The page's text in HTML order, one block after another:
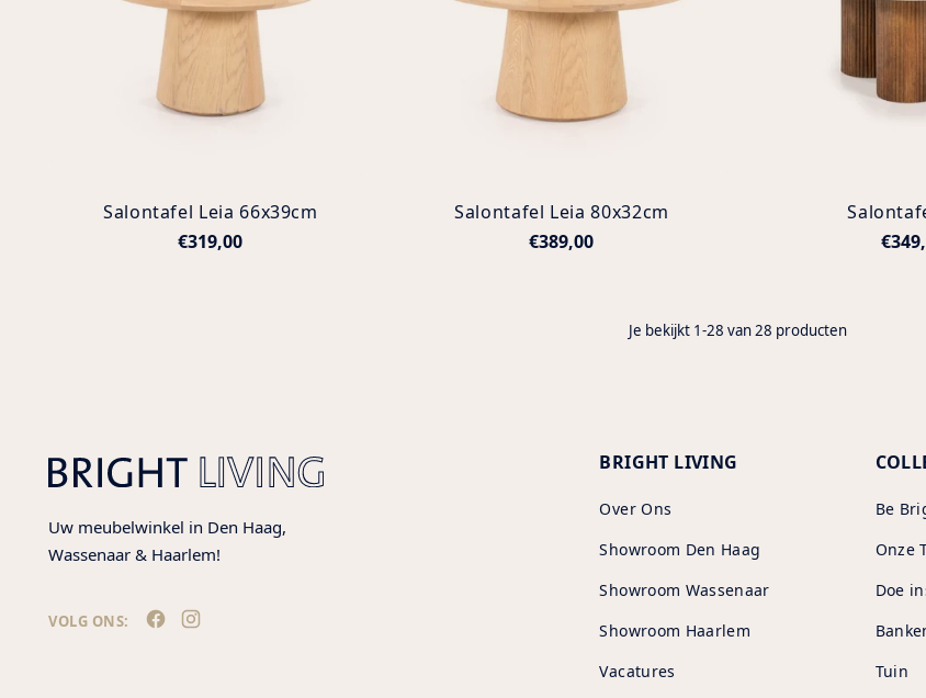
Salontafel Leia 66x39cm
€319,00
Salontafel Leia 80x32cm
€389,00
Je bekijkt 1-28 van 28 producten
Uw meubelwinkel in Den Haag,
Wassenaar & Haarlem!
VOLG ONS:
BRIGHT LIVING
Over Ons
Showroom Den Haag
Showroom Wassenaar
Showroom Haarlem
Vacatures
Be
Onze
Doe
Tuin